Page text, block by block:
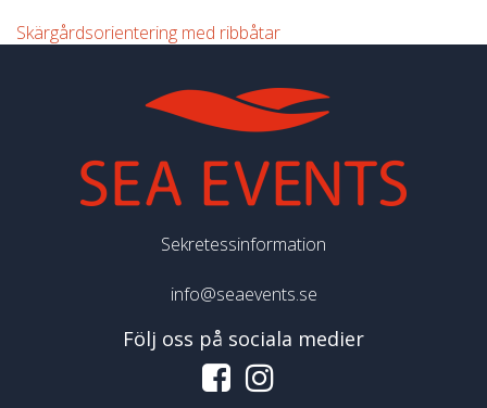
Skärgårdsorientering med ribbåtar
Sekretessinformation
info@seaevents.se
Följ oss på sociala medier